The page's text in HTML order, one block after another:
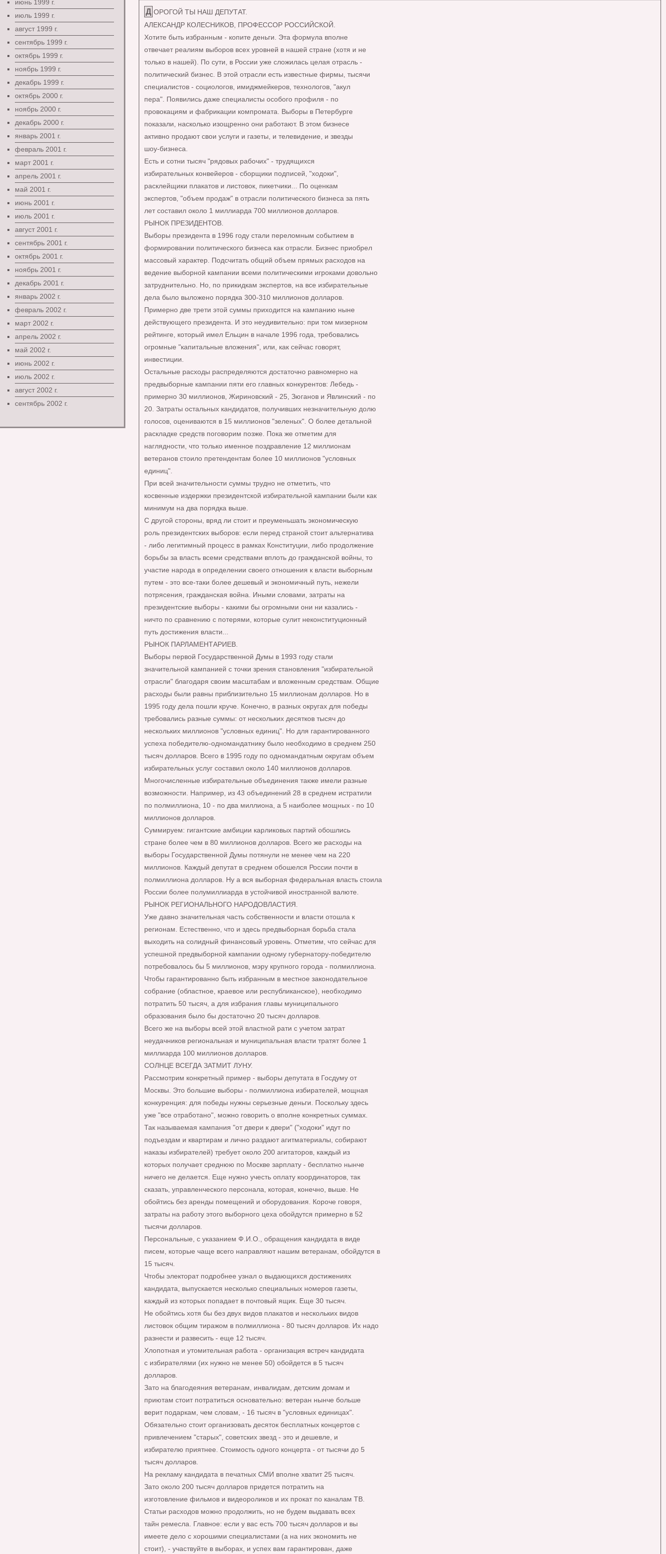
июнь 1999 г.
июль 1999 г.
август 1999 г.
сентябрь 1999 г.
октябрь 1999 г.
ноябрь 1999 г.
декабрь 1999 г.
октябрь 2000 г.
ноябрь 2000 г.
декабрь 2000 г.
январь 2001 г.
февраль 2001 г.
март 2001 г.
апрель 2001 г.
май 2001 г.
июнь 2001 г.
июль 2001 г.
август 2001 г.
сентябрь 2001 г.
октябрь 2001 г.
ноябрь 2001 г.
декабрь 2001 г.
январь 2002 г.
февраль 2002 г.
март 2002 г.
апрель 2002 г.
май 2002 г.
июнь 2002 г.
июль 2002 г.
август 2002 г.
сентябрь 2002 г.
ДОРОГОЙ ТЫ НАШ ДЕПУТАТ.
АЛЕКСАНДР КОЛЕСНИКОВ, ПРОФЕССОР РОССИЙСКОЙ.
Хотите быть избранным - копите деньги. Эта формула вполне
отвечает реалиям выборов всех уровней в нашей стране (хотя и не
только в нашей). По сути, в России уже сложилась целая отрасль -
политический бизнес. В этой отрасли есть известные фирмы, тысячи
специалистов - социологов, имиджмейкеров, технологов, "акул
пера". Появились даже специалисты особого профиля - по
провокациям и фабрикации компромата. Выборы в Петербурге
показали, насколько изощренно они работают. В этом бизнесе
активно продают свои услуги и газеты, и телевидение, и звезды
шоу-бизнеса.
Есть и сотни тысяч "рядовых рабочих" - трудящихся
избирательных конвейеров - сборщики подписей, "ходоки",
расклейщики плакатов и листовок, пикетчики... По оценкам
экспертов, "объем продаж" в отрасли политического бизнеса за пять
лет составил около 1 миллиарда 700 миллионов долларов.
РЫНОК ПРЕЗИДЕНТОВ.
Выборы президента в 1996 году стали переломным событием в
формировании политического бизнеса как отрасли. Бизнес приобрел
массовый характер. Подсчитать общий объем прямых расходов на
ведение выборной кампании всеми политическими игроками довольно
затруднительно. Но, по прикидкам экспертов, на все избирательные
дела было выложено порядка 300-310 миллионов долларов.
Примерно две трети этой суммы приходится на кампанию ныне
действующего президента. И это неудивительно: при том мизерном
рейтинге, который имел Ельцин в начале 1996 года, требовались
огромные "капитальные вложения", или, как сейчас говорят,
инвестиции.
Остальные расходы распределяются достаточно равномерно на
предвыборные кампании пяти его главных конкурентов: Лебедь -
примерно 30 миллионов, Жириновский - 25, Зюганов и Явлинский - по
20. Затраты остальных кандидатов, получивших незначительную долю
голосов, оцениваются в 15 миллионов "зеленых". О более детальной
раскладке средств поговорим позже. Пока же отметим для
наглядности, что только именное поздравление 12 миллионам
ветеранов стоило претендентам более 10 миллионов "условных
единиц".
При всей значительности суммы трудно не отметить, что
косвенные издержки президентской избирательной кампании были как
минимум на два порядка выше.
С другой стороны, вряд ли стоит и преуменьшать экономическую
роль президентских выборов: если перед страной стоит альтернатива
- либо легитимный процесс в рамках Конституции, либо продолжение
борьбы за власть всеми средствами вплоть до гражданской войны, то
участие народа в определении своего отношения к власти выборным
путем - это все-таки более дешевый и экономичный путь, нежели
потрясения, гражданская война. Иными словами, затраты на
президентские выборы - какими бы огромными они ни казались -
ничто по сравнению с потерями, которые сулит неконституционный
путь достижения власти...
РЫНОК ПАРЛАМЕНТАРИЕВ.
Выборы первой Государственной Думы в 1993 году стали
значительной кампанией с точки зрения становления "избирательной
отрасли" благодаря своим масштабам и вложенным средствам. Общие
расходы были равны приблизительно 15 миллионам долларов. Но в
1995 году дела пошли круче. Конечно, в разных округах для победы
требовались разные суммы: от нескольких десятков тысяч до
нескольких миллионов "условных единиц". Но для гарантированного
успеха победителю-одномандатнику было необходимо в среднем 250
тысяч долларов. Всего в 1995 году по одномандатным округам объем
избирательных услуг составил около 140 миллионов долларов.
Многочисленные избирательные объединения также имели разные
возможности. Например, из 43 объединений 28 в среднем истратили
по полмиллиона, 10 - по два миллиона, а 5 наиболее мощных - по 10
миллионов долларов.
Суммируем: гигантские амбиции карликовых партий обошлись
стране более чем в 80 миллионов долларов. Всего же расходы на
выборы Государственной Думы потянули не менее чем на 220
миллионов. Каждый депутат в среднем обошелся России почти в
полмиллиона долларов. Ну а вся выборная федеральная власть стоила
России более полумиллиарда в устойчивой иностранной валюте.
РЫНОК РЕГИОНАЛЬНОГО НАРОДОВЛАСТИЯ.
Уже давно значительная часть собственности и власти отошла к
регионам. Естественно, что и здесь предвыборная борьба стала
выходить на солидный финансовый уровень. Отметим, что сейчас для
успешной предвыборной кампании одному губернатору-победителю
потребовалось бы 5 миллионов, мэру крупного города - полмиллиона.
Чтобы гарантированно быть избранным в местное законодательное
собрание (областное, краевое или республиканское), необходимо
потратить 50 тысяч, а для избрания главы муниципального
образования было бы достаточно 20 тысяч долларов.
Всего же на выборы всей этой властной рати с учетом затрат
неудачников региональная и муниципальная власти тратят более 1
миллиарда 100 миллионов долларов.
СОЛНЦЕ ВСЕГДА ЗАТМИТ ЛУНУ.
Рассмотрим конкретный пример - выборы депутата в Госдуму от
Москвы. Это большие выборы - полмиллиона избирателей, мощная
конкуренция: для победы нужны серьезные деньги. Поскольку здесь
уже "все отработано", можно говорить о вполне конкретных суммах.
Так называемая кампания "от двери к двери" ("ходоки" идут по
подъездам и квартирам и лично раздают агитматериалы, собирают
наказы избирателей) требует около 200 агитаторов, каждый из
которых получает среднюю по Москве зарплату - бесплатно нынче
ничего не делается. Еще нужно учесть оплату координаторов, так
сказать, управленческого персонала, которая, конечно, выше. Не
обойтись без аренды помещений и оборудования. Короче говоря,
затраты на работу этого выборного цеха обойдутся примерно в 52
тысячи долларов.
Персональные, с указанием Ф.И.О., обращения кандидата в виде
писем, которые чаще всего направляют нашим ветеранам, обойдутся в
15 тысяч.
Чтобы электорат подробнее узнал о выдающихся достижениях
кандидата, выпускается несколько специальных номеров газеты,
каждый из которых попадает в почтовый ящик. Еще 30 тысяч.
Не обойтись хотя бы без двух видов плакатов и нескольких видов
листовок общим тиражом в полмиллиона - 80 тысяч долларов. Их надо
разнести и развесить - еще 12 тысяч.
Хлопотная и утомительная работа - организация встреч кандидата
с избирателями (их нужно не менее 50) обойдется в 5 тысяч
долларов.
Зато на благодеяния ветеранам, инвалидам, детским домам и
приютам стоит потратиться основательно: ветеран нынче больше
верит подаркам, чем словам, - 16 тысяч в "условных единицах".
Обязательно стоит организовать десяток бесплатных концертов с
привлечением "старых", советских звезд - это и дешевле, и
избирателю приятнее. Стоимость одного концерта - от тысячи до 5
тысяч долларов.
На рекламу кандидата в печатных СМИ вполне хватит 25 тысяч.
Зато около 200 тысяч долларов придется потратить на
изготовление фильмов и видеороликов и их прокат по каналам ТВ.
Статьи расходов можно продолжить, но не будем выдавать всех
тайн ремесла. Главное: если у вас есть 700 тысяч долларов и вы
имеете дело с хорошими специалистами (а на них экономить не
стоит), - участвуйте в выборах, и успех вам гарантирован, даже